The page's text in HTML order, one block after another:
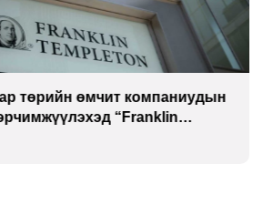
өмчит компаниудын
“Franklin